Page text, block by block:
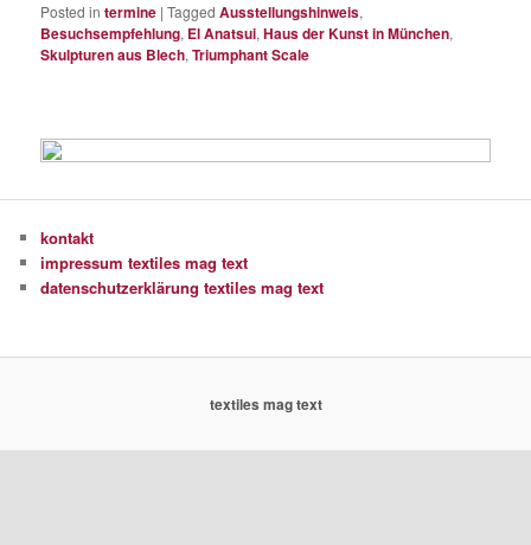
Posted in termine |Tagged Ausstellungshinweis,
Besuchsempfehlung, El Anatsui,Haus der Kunst in München,
Skulpturen aus Blech,Triumphant Scale
kontakt
impressum textiles mag text
datenschutzerklärung textiles mag text
textiles mag text